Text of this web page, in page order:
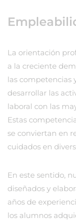
La orientación
a la creciente
las competencias
desarrollar las
laboral con las
Estas
se conviertan en
cuidados en
En este sentido,
diseñados y
años de
los alumnos